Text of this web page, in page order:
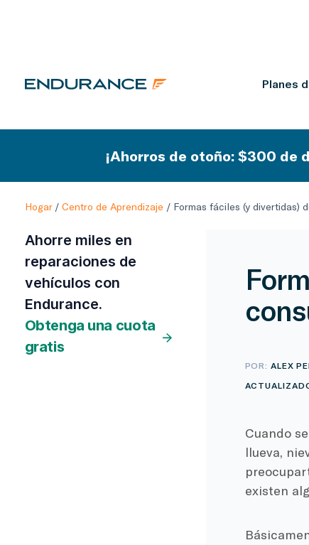
Planes
¡Ahorros de otoño: $300 de
Hogar/ Centro de Aprendizaje / Formas fáciles (y divertidas)
Ahorre miles en
reparaciones de
vehículos con
Endurance.
Obtenga una cuota
gratis
POR:ALEX
Cuando
llueva,
existen